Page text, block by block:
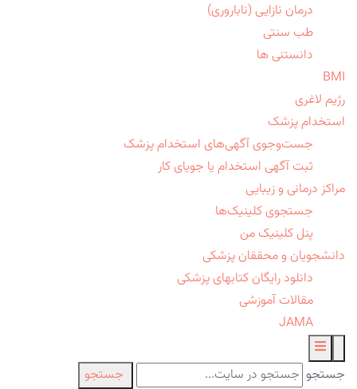
درمان نازایی (ناباروری)
طب سنتی
دانستنی ها
BMI
رژیم لاغری
استخدام پزشک
جست‌وجوی آگهی‌های استخدام پزشک
ثبت آگهی استخدام یا جویای کار
مراکز درمانی و زیبایی
جستجوی کلینیک‌ها
پنل کلینیک من
دانشجویان و محققان پزشکی
دانلود رایگان کتابهای پزشکی
مقالات آموزشی
JAMA
جستجو جستجو